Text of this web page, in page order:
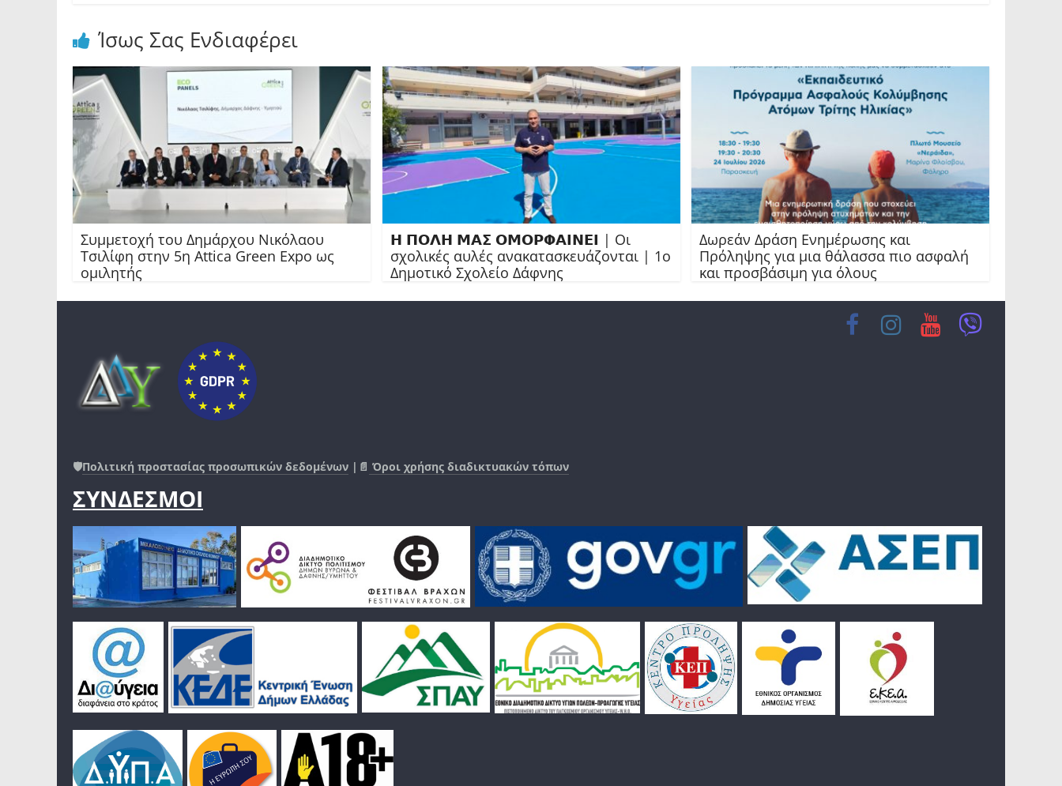
Ίσως Σας Ενδιαφέρει
Συμμετοχή του Δημάρχου Νικόλαου
Τσιλίφη στην 5η Attica Green Expo ως
ομιλητής
𝝜 𝝥𝝤𝝠𝝜 𝝡𝝖𝝨 𝝤𝝡𝝤𝝦𝝫𝝖𝝞𝝢𝝚𝝞 | Οι
σχολικές αυλές ανακατασκευάζονται | 1ο
Δημοτικό Σχολείο Δάφνης
Δωρεάν Δράση Ενημέρωσης και
Πρόληψης για μια θάλασσα πιο ασφαλή
και προσβάσιμη για όλους
🛡️Πολιτική προστασίας προσωπικών δεδομένων |📄 Όροι χρήσης διαδικτυακών τόπων
ΣΥΝΔΕΣΜΟΙ